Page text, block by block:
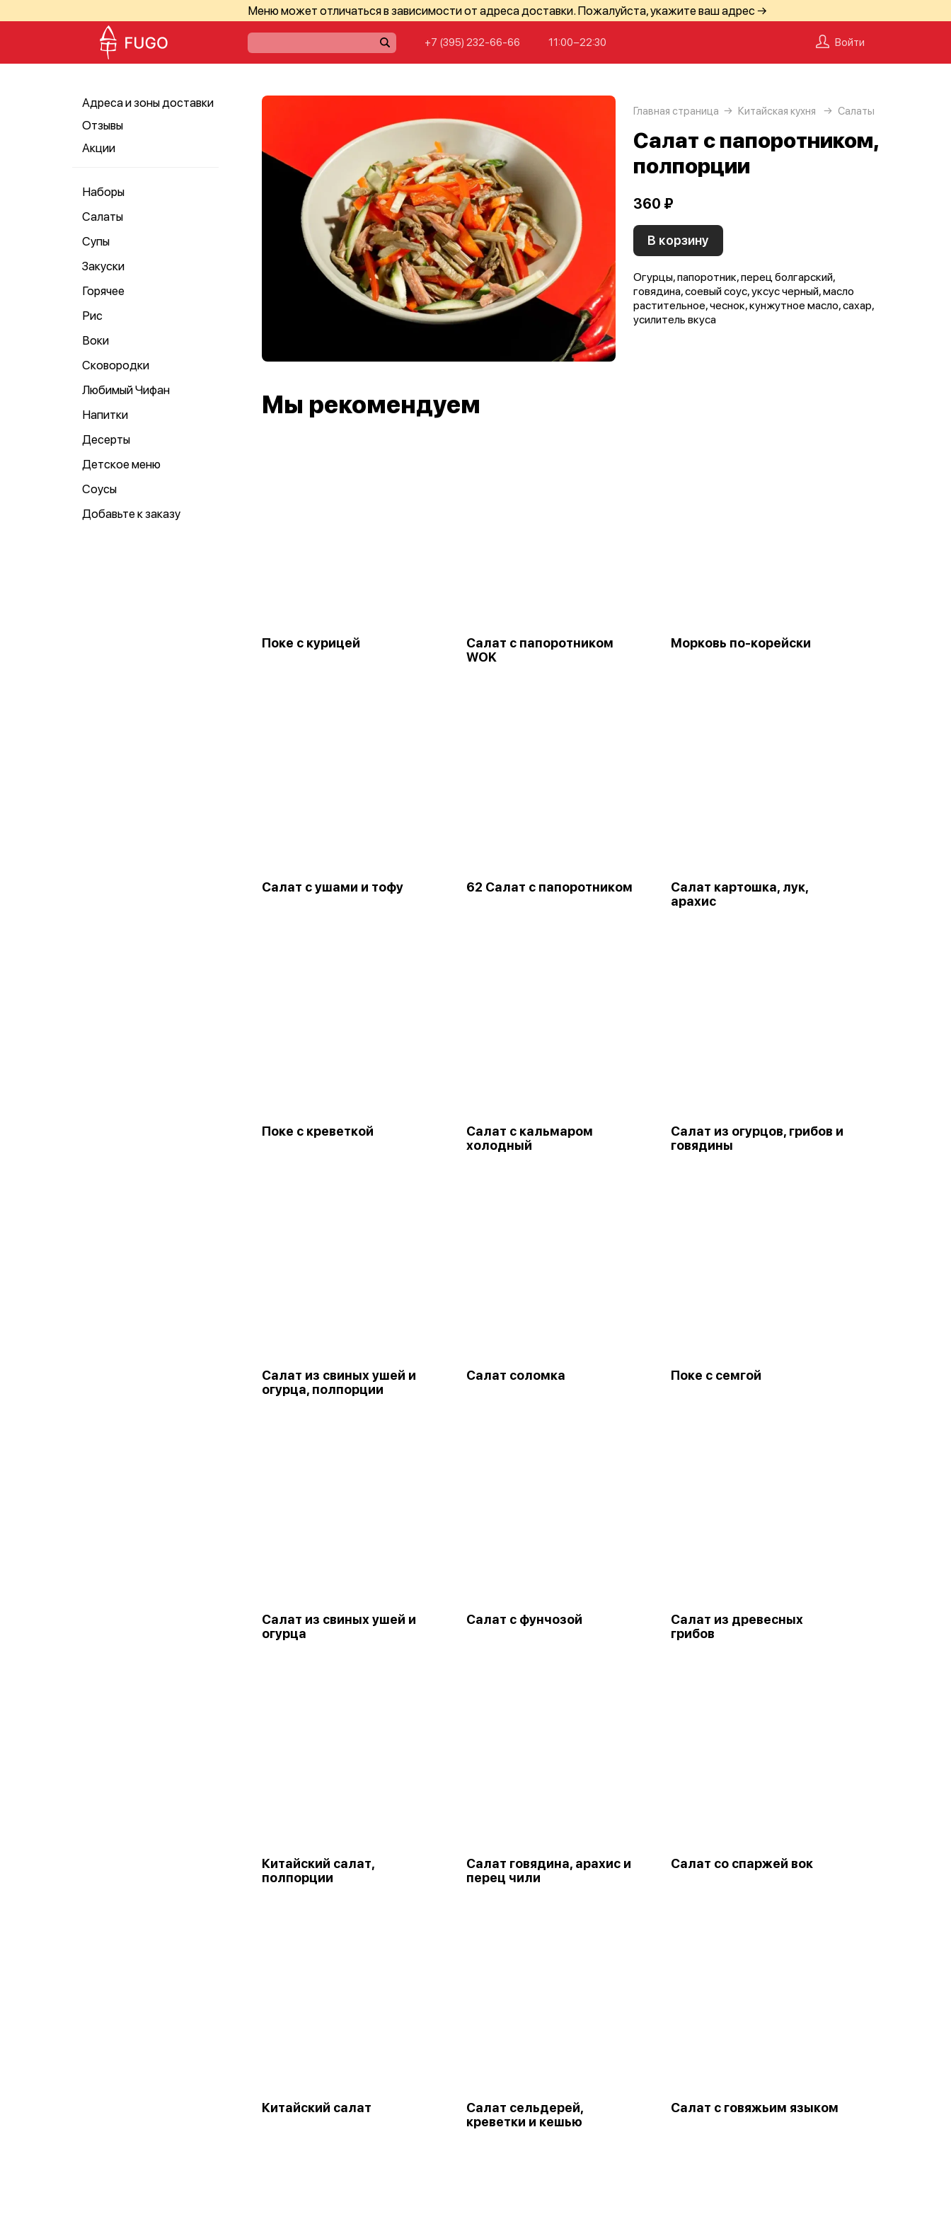
Меню может отличаться в зависимости от адреса доставки. Пожалуйста, укажите ваш адрес →
+7 (395) 232-66-66 11:00−22:30 Войти
Адреса и зоны доставки
Отзывы
Акции
Наборы
Салаты
Супы
Закуски
Горячее
Рис
Воки
Сковородки
Любимый Чифан
Напитки
Десерты
Детское меню
Соусы
Добавьте к заказу
Главная страница Китайская кухня Салаты
Салат с папоротником,
полпорции
360 ₽
В корзину
Огурцы, папоротник, перец болгарский,
говядина, соевый соус, уксус черный, масло
растительное, чеснок, кунжутное масло, сахар,
усилитель вкуса
Мы рекомендуем
Поке с курицей
Салат с папоротником
WOK
Морковь по-корейски
Салат с ушами и тофу 62 Салат с папоротником
Салат картошка, лук,
арахис
Поке с креветкой
Салат с кальмаром
холодный
Салат из огурцов, грибов и
говядины
Салат из свиных ушей и
огурца, полпорции
Салат соломка Поке с семгой
Салат из свиных ушей и
огурца
Салат с фунчозой
Салат из древесных
грибов
Китайский салат,
полпорции
Салат говядина, арахис и
перец чили
Салат со спаржей вок
Китайский салат
Салат сельдерей,
креветки и кешью
Салат с говяжьим языком